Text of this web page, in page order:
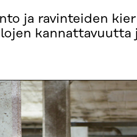
ja ravinteiden
kannattavuutta